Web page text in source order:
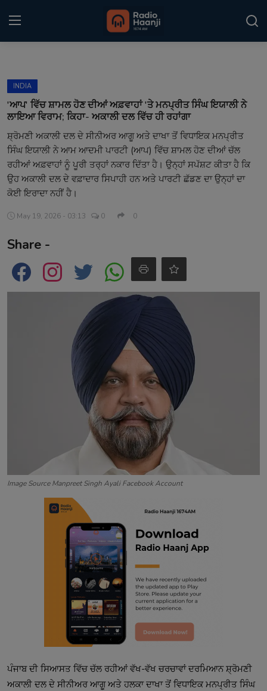
Home
Kitaab Kahani
Gallery
Contact
INDIA
'ਆਪ' ਵਿੱਚ ਸ਼ਾਮਲ ਹੋਣ ਦੀਆਂ ਅਫ਼ਵਾਹਾਂ 'ਤੇ ਮਨਪ੍ਰੀਤ ਸਿੰਘ ਇਯਾਲੀ ਨੇ
ਲਾਇਆ ਵਿਰਾਮ; ਕਿਹਾ- ਅਕਾਲੀ ਦਲ ਵਿੱਚ ਹੀ ਰਹਾਂਗਾ
ਸ਼੍ਰੋਮਣੀ ਅਕਾਲੀ ਦਲ ਦੇ ਸੀਨੀਅਰ ਆਗੂ ਅਤੇ ਦਾਖਾ ਤੋਂ ਵਿਧਾਇਕ ਮਨਪ੍ਰੀਤ
ਸਿੰਘ ਇਯਾਲੀ ਨੇ ਆਮ ਆਦਮੀ ਪਾਰਟੀ (ਆਪ) ਵਿੱਚ ਸ਼ਾਮਲ ਹੋਣ ਦੀਆਂ ਚੱਲ
ਰਹੀਆਂ ਅਫ਼ਵਾਹਾਂ ਨੂੰ ਪੂਰੀ ਤਰ੍ਹਾਂ ਨਕਾਰ ਦਿੱਤਾ ਹੈ। ਉਨ੍ਹਾਂ ਸਪੱਸ਼ਟ ਕੀਤਾ ਹੈ ਕਿ
ਉਹ ਅਕਾਲੀ ਦਲ ਦੇ ਵਫ਼ਾਦਾਰ ਸਿਪਾਹੀ ਹਨ ਅਤੇ ਪਾਰਟੀ ਛੱਡਣ ਦਾ ਉਨ੍ਹਾਂ ਦਾ
ਕੋਈ ਇਰਾਦਾ ਨਹੀਂ ਹੈ।
May 19, 2026 - 03:13 0 0
Share -
Image Source Manpreet Singh Ayali Facebook Account
ਪੰਜਾਬ ਦੀ ਸਿਆਸਤ ਵਿੱਚ ਚੱਲ ਰਹੀਆਂ ਵੱਖ-ਵੱਖ ਚਰਚਾਵਾਂ ਦਰਮਿਆਨ ਸ਼੍ਰੋਮਣੀ
ਅਕਾਲੀ ਦਲ ਦੇ ਸੀਨੀਅਰ ਆਗੂ ਅਤੇ ਹਲਕਾ ਦਾਖਾ ਤੋਂ ਵਿਧਾਇਕ ਮਨਪ੍ਰੀਤ ਸਿੰਘ